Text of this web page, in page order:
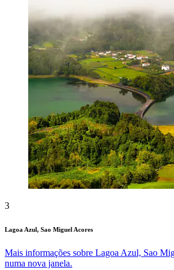
3
Lagoa Azul, Sao Miguel Acores
Mais informações sobre Lagoa Azul, Sao
numa nova janela.